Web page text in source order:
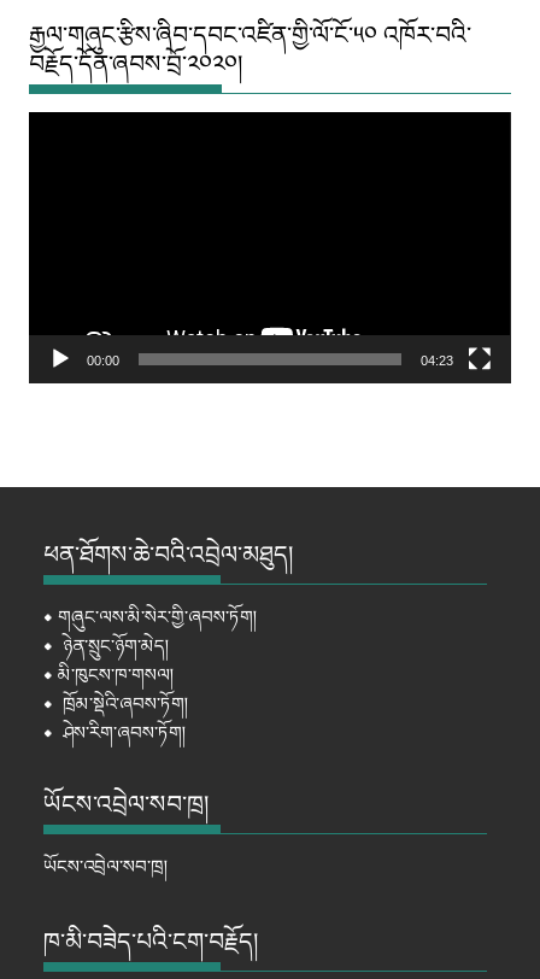
རྒྱལ་གཞུང་རྩིས་ཞིབ་དབང་འཛིན་གྱི་ལོ་ངོ་༥༠ འཁོར་བའི་
བརྗོད་དོན་ཞབས་བྲོ་༢༠༢༠།
00:00 04:23
ཕན་ཐོགས་ཆེ་བའི་འབྲེལ་མཐུད།
⦁གཞུང་ལས་མི་སེར་གྱི་ཞབས་ཏོག།
⦁ ཉེན་སྲུང་ཉོག་མེད།
⦁ མི་ཁུངས་ཁ་གསལ།
⦁ ཁྲོམ་སྡེའི་ཞབས་ཏོག།
⦁ཤེས་རིག་ཞབས་ཏོག།
ཡོངས་འབྲེལ་སབ་ཁྲ།
ཡོངས་འབྲེལ་སབ་ཁྲ།
ཁ་མི་བཟེད་པའི་ངག་བརྗོད།